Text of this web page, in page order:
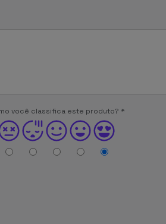
você classifica este produto? *